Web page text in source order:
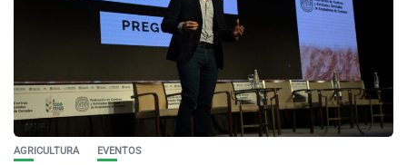
AGRICULTURA EVENTOS